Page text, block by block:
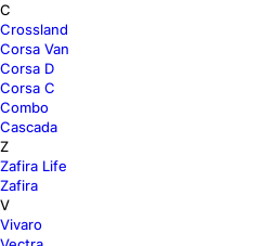
C
Crossland
Corsa Van
Corsa D
Corsa C
Combo
Cascada
Z
Zafira Life
Zafira
V
Vivaro